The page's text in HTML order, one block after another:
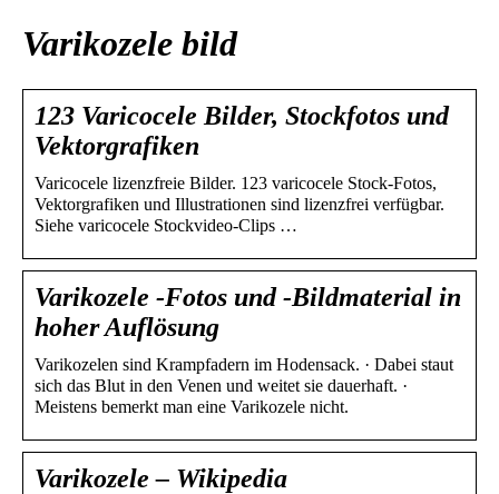
Varikozele bild
123 Varicocele Bilder, Stockfotos und
Vektorgrafiken
Varicocele lizenzfreie Bilder. 123 varicocele Stock-Fotos,
Vektorgrafiken und Illustrationen sind lizenzfrei verfügbar.
Siehe varicocele Stockvideo-Clips …
Varikozele -Fotos und -Bildmaterial in
hoher Auflösung
Varikozelen sind Krampfadern im Hodensack. · Dabei staut
sich das Blut in den Venen und weitet sie dauerhaft. ·
Meistens bemerkt man eine Varikozele nicht.
Varikozele – Wikipedia